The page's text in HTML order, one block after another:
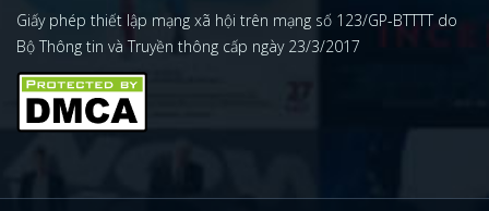
Giấy phép thiết lập mạng xã hội trên mạng số 123/GP-BTTTT do
Bộ Thông tin và Truyền thông cấp ngày 23/3/2017